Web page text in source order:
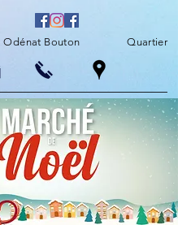
Odénat Bouton Quartier